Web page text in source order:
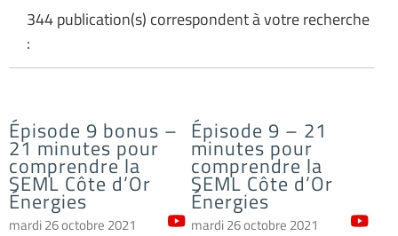
344 publication(s) correspondent à votre recherche
:
Épisode 9 bonus –
21 minutes pour
comprendre la
SEML Côte d’Or
Énergies
mardi 26 octobre 2021
Épisode 9 – 21
minutes pour
comprendre la
SEML Côte d’Or
Énergies
mardi 26 octobre 2021